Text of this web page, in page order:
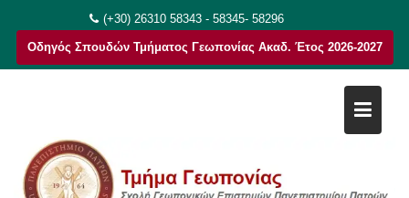
στο
περιεχόμενο
(+30) 26310 58343 - 58345- 58296
Οδηγός Σπουδών Τμήματος Γεωπονίας Ακαδ. Έτος 2026-2027